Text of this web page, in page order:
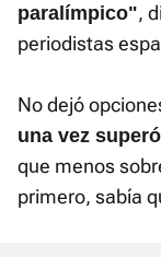
paralímpico",
periodistas
No dejó
una vez
que menos
primero, sabía